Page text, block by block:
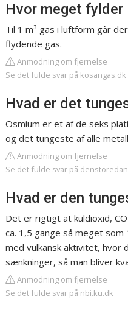
Hvor meget fylder
Til 1 m³ gas i luftform går
flydende gas.
Anmodning om fjernelse
Se det fulde svar på kosangas.dk
Hvad er det
Osmium er et af de seks
og det tungeste af alle
Anmodning om fjernelse
Se det fulde svar på
Hvad er den
Det er rigtigt at kuldioxid,
ca. 1,5 gange så meget
med vulkansk aktivitet, hvor
sænkninger, så man bliver
Anmodning om fjernelse
Se det fulde svar på nbi.ku.dk